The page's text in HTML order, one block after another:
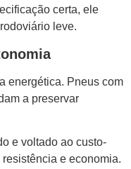
certa, ele
leve.
energética. Pneus com
a preservar
e voltado ao custo-
e economia.